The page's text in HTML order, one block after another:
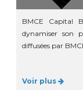
BMCE Capital
dynamiser son
diffusées par
Voir plus